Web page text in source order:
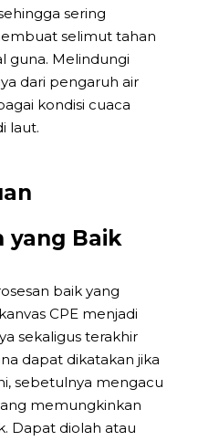
sering
selimut tahan
guna. Melindungi
dari pengaruh air
kondisi cuaca
laut.
yang Baik
baik yang
CPE menjadi
sekaligus terakhir
dapat dikatakan jika
sebetulnya mengacu
memungkinkan
Dapat diolah atau